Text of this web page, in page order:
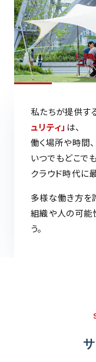
私たちが提供す
ュリティ」 は、
働く場所や時間
いつでもどこで
クラウド時代に
多様な働き方を
組織や人の可能
う。